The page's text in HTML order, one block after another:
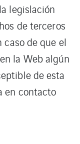
legislación
de terceros
de que el
la Web algún
de esta
en contacto